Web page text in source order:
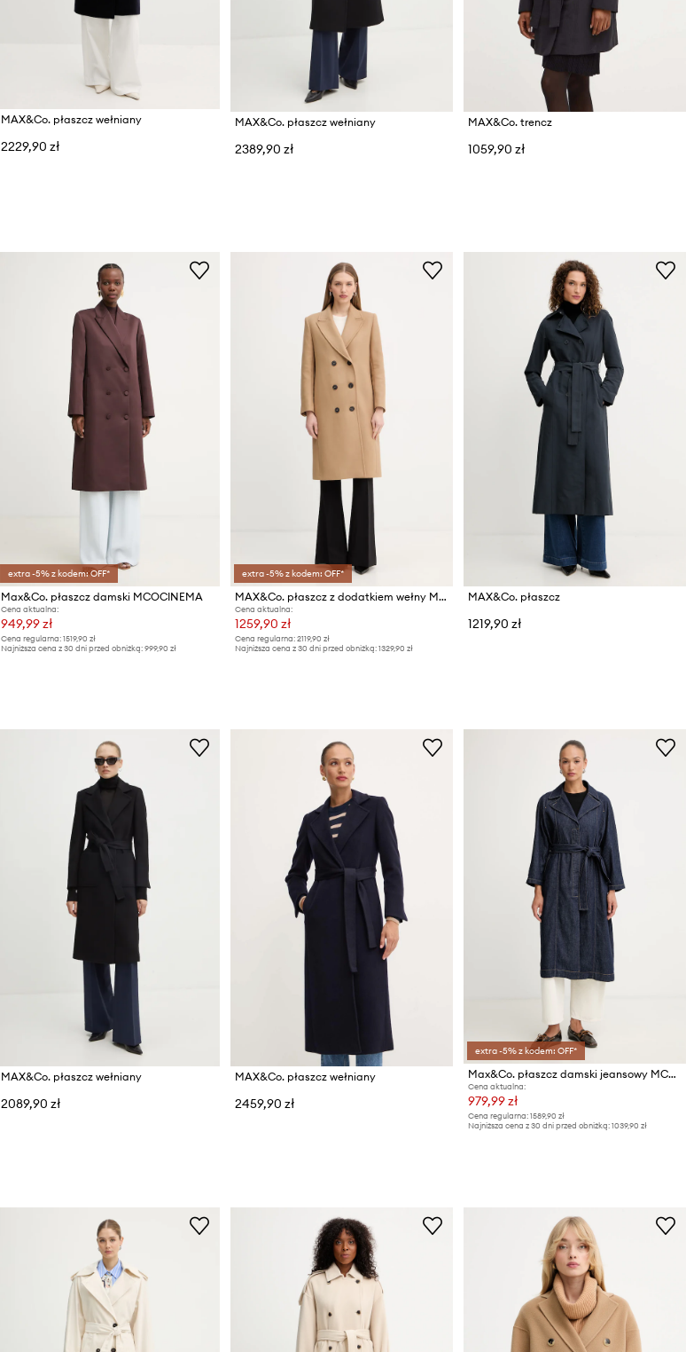
MAX&Co. płaszcz wełniany
2229,90 zł
MAX&Co. płaszcz wełniany
2389,90 zł
MAX&Co. trencz
1059,90 zł
extra -5% z kodem: OFF*
Max&Co. płaszcz damski MCOCINEMA
Cena aktualna:
949,99 zł
Cena regularna: 1519,90 zł
Najniższa cena z 30 dni przed obniżką: 999,90 zł
extra -5% z kodem: OFF*
MAX&Co. płaszcz z dodatkiem wełny MCORIDENTE
Cena aktualna:
1259,90 zł
Cena regularna: 2119,90 zł
Najniższa cena z 30 dni przed obniżką: 1329,90 zł
MAX&Co. płaszcz
1219,90 zł
MAX&Co. płaszcz wełniany
2089,90 zł
MAX&Co. płaszcz wełniany
2459,90 zł
extra -5% z kodem: OFF*
Max&Co. płaszcz damski jeansowy MCOORCA
Cena aktualna:
979,99 zł
Cena regularna: 1589,90 zł
Najniższa cena z 30 dni przed obniżką: 1039,90 zł